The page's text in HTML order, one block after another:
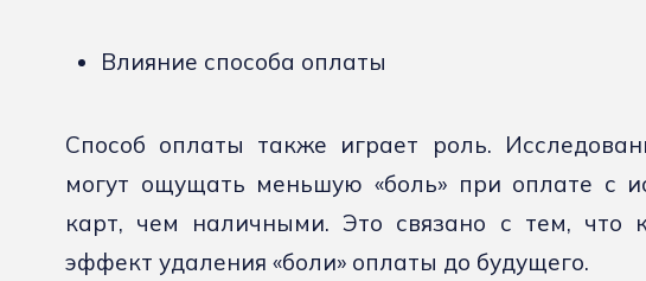
Влияние способа оплаты
Способ оплаты также играет роль.
могут ощущать меньшую «боль» при оплате с
карт, чем наличными. Это связано с тем, что
эффект удаления «боли» оплаты до будущего.